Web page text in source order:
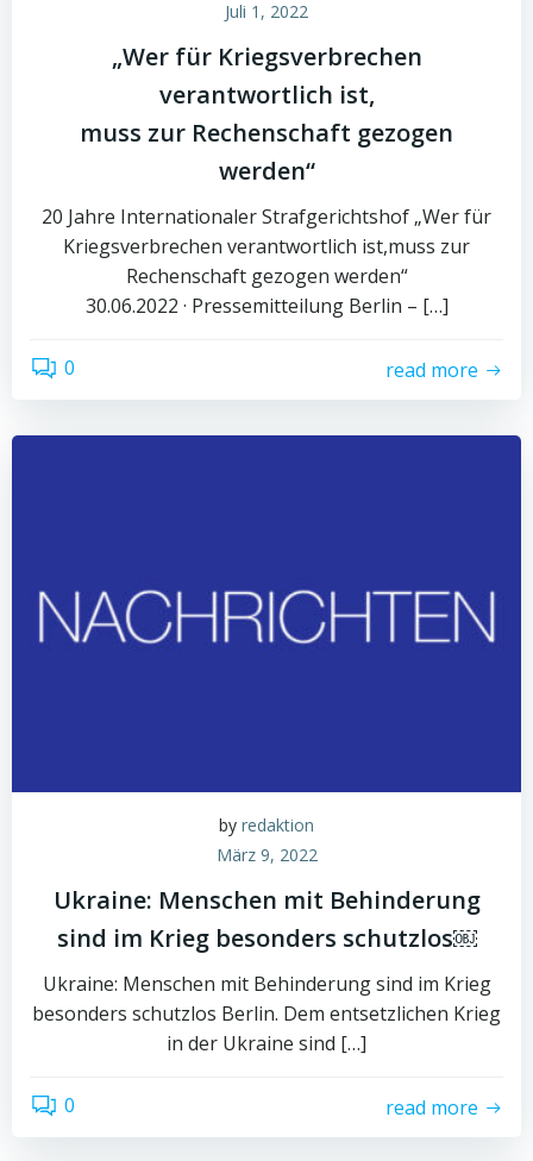
Juli 1, 2022
„Wer für Kriegsverbrechen
verantwortlich ist,
muss zur Rechenschaft gezogen
werden“
20 Jahre Internationaler Strafgerichtshof „Wer für
Kriegsverbrechen verantwortlich ist,muss zur
Rechenschaft gezogen werden“
30.06.2022 · Pressemitteilung Berlin – […]
0 read more
by redaktion
März 9, 2022
Ukraine: Menschen mit Behinderung
sind im Krieg besonders schutzlos￼
Ukraine: Menschen mit Behinderung sind im Krieg
besonders schutzlos Berlin. Dem entsetzlichen Krieg
in der Ukraine sind […]
0 read more